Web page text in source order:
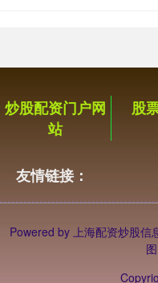
炒股配资门户网
站
股
友情链接：
Powered by 上海配资炒股信
图